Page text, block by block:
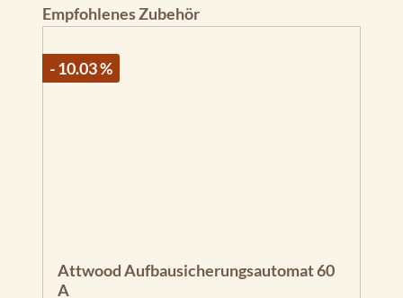
Produktgalerie überspringen
Empfohlenes Zubehör
- 10.03 %
Attwood Aufbausicherungsautomat 60
A